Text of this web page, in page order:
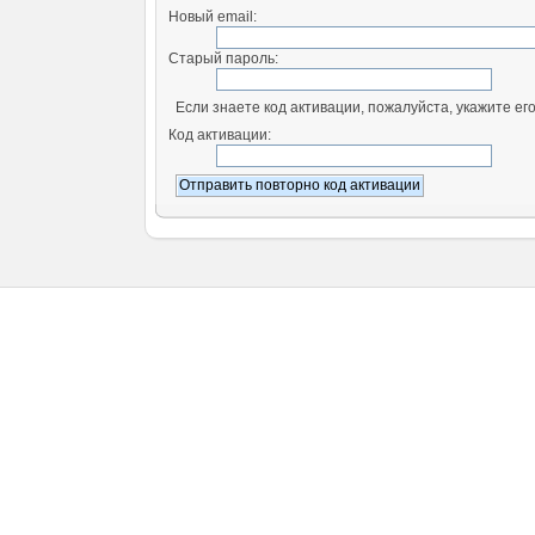
Новый email:
Старый пароль:
Если знаете код активации, пожалуйста, укажите
Код активации: